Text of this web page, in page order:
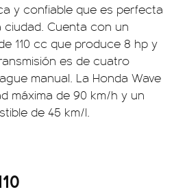
y confiable que es perfecta
Cuenta con un
110 cc que produce 8 hp y
es de cuatro
manual. La Honda Wave
máxima de 90 km/h y un
de 45 km/l.